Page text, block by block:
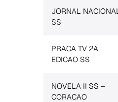
JORNAL NACIONAL
SS
PRACA TV 2A
EDICAO SS
NOVELA II SS –
CORACAO